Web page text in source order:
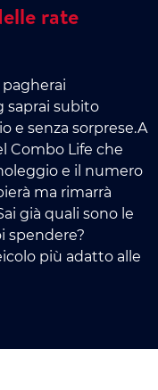
rate
saprai subito
e senza sorprese.A
Combo Life che
e il numero
ma rimarrà
già quali sono le
spendere?
più adatto alle